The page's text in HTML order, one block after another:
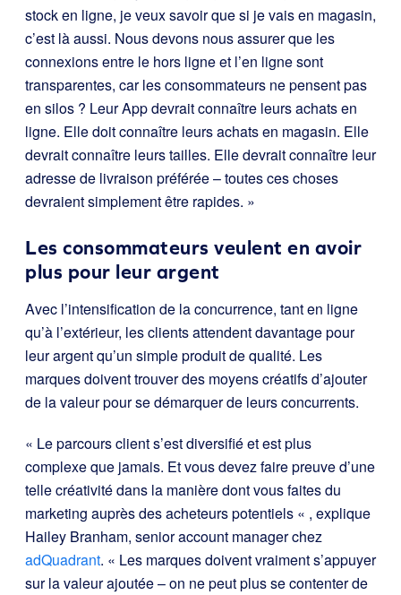
stock en ligne, je veux savoir que si je vais en magasin,
c’est là aussi. Nous devons nous assurer que les
connexions entre le hors ligne et l’en ligne sont
transparentes, car les consommateurs ne pensent pas
en silos ? Leur App devrait connaître leurs achats en
ligne. Elle doit connaître leurs achats en magasin. Elle
devrait connaître leurs tailles. Elle devrait connaître leur
adresse de livraison préférée – toutes ces choses
devraient simplement être rapides. »
Les consommateurs veulent en avoir
plus pour leur argent
Avec l’intensification de la concurrence, tant en ligne
qu’à l’extérieur, les clients attendent davantage pour
leur argent qu’un simple produit de qualité. Les
marques doivent trouver des moyens créatifs d’ajouter
de la valeur pour se démarquer de leurs concurrents.
« Le parcours client s’est diversifié et est plus
complexe que jamais. Et vous devez faire preuve d’une
telle créativité dans la manière dont vous faites du
marketing auprès des acheteurs potentiels « , explique
Hailey Branham, senior account manager chez
adQuadrant. « Les marques doivent vraiment s’appuyer
sur la valeur ajoutée – on ne peut plus se contenter de